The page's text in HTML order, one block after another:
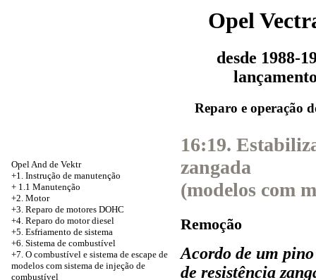
Opel
desde 1988-
Reparo e operação
Opel And de Vektr
+1. Instrução de manutenção
+ 1.1 Manutenção
+2. Motor
+3. Reparo de motores DOHC
+4. Reparo do motor diesel
+5. Esfriamento de sistema
+6. Sistema de combustível
+7. O combustível e sistema de escape de
modelos com sistema de injeção de
combustível
16:19.
zangada
(modelos com
Remoção
Acordo de um
de resistência